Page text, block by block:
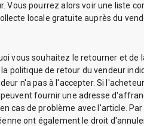
pourrez alors voir une liste
locale gratuite auprès du
vous souhaitez le retourner et de
de retour du vendeur
n'a pas à l'accepter. Si
fournir une adresse
de problème avec l'article.
ont également le droit